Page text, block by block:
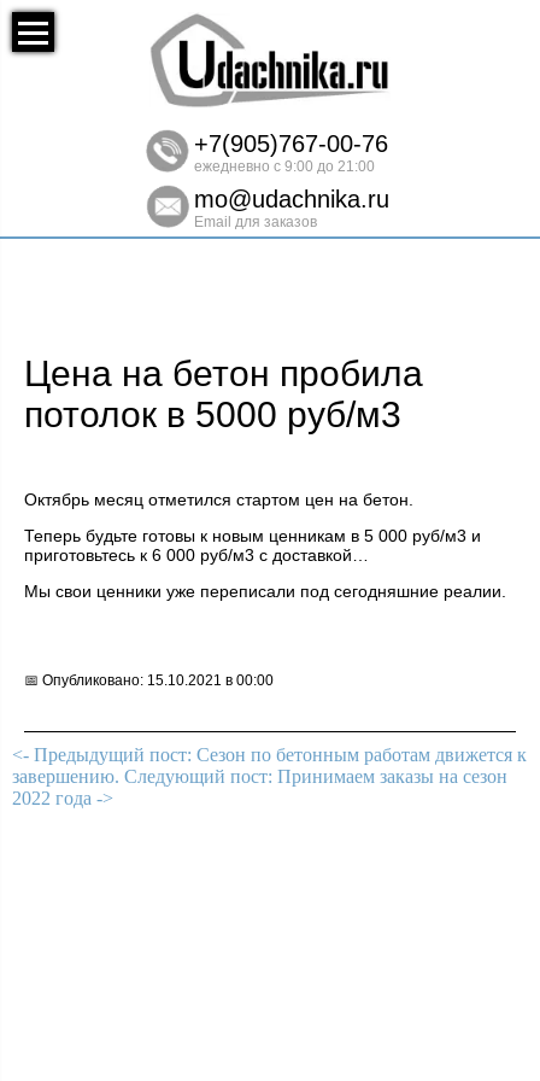
+7(905)767-00-76
ежедневно с 9:00 до 21:00
mo@udachnika.ru
Email для заказов
Цена на бетон пробила
потолок в 5000 руб/м3
Октябрь месяц отметился стартом цен на бетон.
Теперь будьте готовы к новым ценникам в 5 000 руб/м3 и
приготовьтесь к 6 000 руб/м3 с доставкой…
Мы свои ценники уже переписали под сегодняшние реалии.
📅 Опубликовано: 15.10.2021 в 00:00
<- Предыдущий пост: Сезон по бетонным работам движется к
завершению. Следующий пост: Принимаем заказы на сезон
2022 года ->